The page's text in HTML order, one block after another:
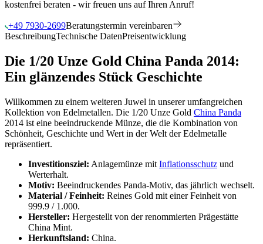
kostenfrei beraten - wir freuen uns auf Ihren Anruf!
+49 7930-2699Beratungstermin vereinbaren
BeschreibungTechnische DatenPreisentwicklung
Die 1/20 Unze Gold China Panda 2014:
Ein glänzendes Stück Geschichte
Willkommen zu einem weiteren Juwel in unserer umfangreichen
Kollektion von Edelmetallen. Die 1/20 Unze Gold China Panda
2014 ist eine beeindruckende Münze, die die Kombination von
Schönheit, Geschichte und Wert in der Welt der Edelmetalle
repräsentiert.
Investitionsziel: Anlagemünze mit Inflationsschutz und
Werterhalt.
Motiv: Beeindruckendes Panda-Motiv, das jährlich wechselt.
Material / Feinheit: Reines Gold mit einer Feinheit von
999.9 / 1.000.
Hersteller: Hergestellt von der renommierten Prägestätte
China Mint.
Herkunftsland: China.